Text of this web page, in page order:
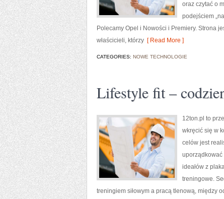
oraz czytać o
podejściem
Polecamy Opel i Nowości i Premiery. Strona
właścicieli, którzy [ Read More ]
CATEGORIES: NOWE TECHNOLOGIE
Lifestyle fit –
12ton.pl to
wkręcić się w
celów jest
uporządkować
ideałów z
treningowe.
treningiem siłowym a pracą tlenową, między